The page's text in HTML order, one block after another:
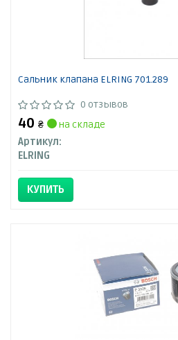
Сальник клапана ELRING 701.289
0 отзывов
40 ₴
на складе
Артикул:
ELRING
КУПИТЬ